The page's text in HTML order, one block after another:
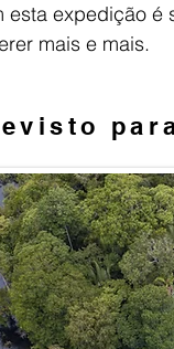
expedição
mais e mais.